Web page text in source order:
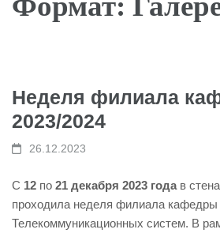
академия связи"
Неделя филиала
2023/2024
26.12.2023
С 12 по 21 декабря 2023 годав
проходила неделя филиала кафедры
Телекоммуникационных систем. В